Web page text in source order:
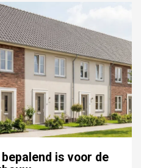
is voor de